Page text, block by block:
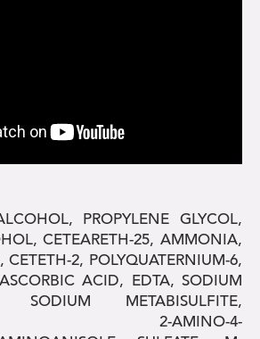
PROPYLENE GLYCOL,
CETEARETH-25, AMMONIA,
2, POLYQUATERNIUM-6,
ACID, EDTA, SODIUM
SODIUM METABISULFITE,
2-AMINO-4-